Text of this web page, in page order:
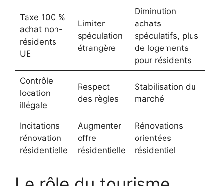
Taxe 100 %
achat non-
résidents
UE
Limiter
spéculation
étrangère
Diminution
achats
spéculatifs, plus
de logements
pour résidents
Contrôle
location
illégale
Respect
des règles
Stabilisation du
marché
Incitations
rénovation
résidentielle
Augmenter
offre
résidentielle
Rénovations
orientées
résidentiel